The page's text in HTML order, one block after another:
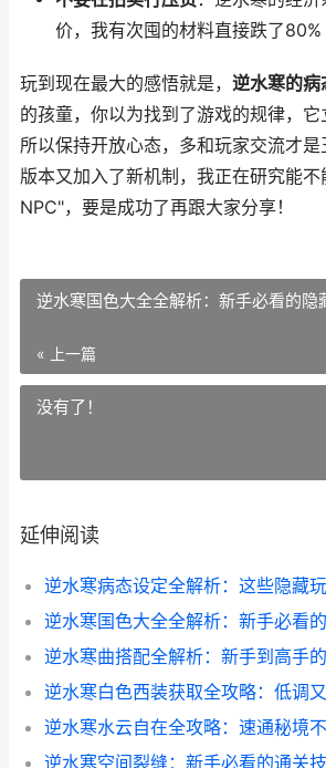
价，我有次囤的材料直接跌了80%
玩到现在最大的感悟就是， 逆水寒的病
的孩童，你以为找到了游戏的规律，它
所以保持开放心态，多和玩家交流才
版本又加入了新机制，我正在研究能
NPC"，要是成功了再跟大家分享！
逆水寒国色大全全解析：新手必看的隐
« 上一篇
没有了！
延伸阅读
逆水寒曲搭配全解析：新手到高手